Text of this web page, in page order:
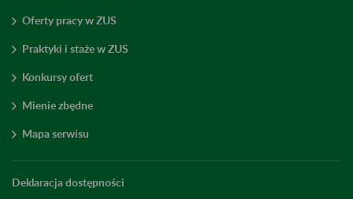
Oferty pracy w ZUS
Praktyki i staże w ZUS
Konkursy ofert
Mienie zbędne
Mapa serwisu
Deklaracja dostępności